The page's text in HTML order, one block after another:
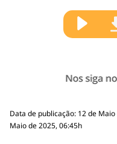
Data de publicação: 12 de
Maio de 2025, 06:45h